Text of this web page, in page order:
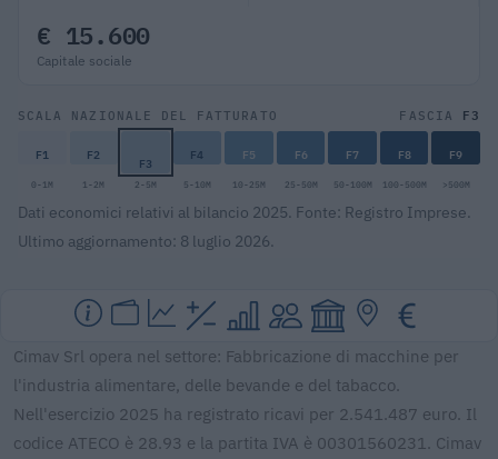
€ 15.600
Capitale sociale
SCALA NAZIONALE DEL FATTURATO FASCIA F3
F1 F2 F3 F4 F5 F6 F7 F8 F9
0-1M 1-2M 2-5M 5-10M 10-25M 25-50M 50-100M 100-500M >500M
Dati economici relativi al bilancio 2025. Fonte: Registro Imprese.
Ultimo aggiornamento: 8 luglio 2026.
Cimav Srl opera nel settore: Fabbricazione di macchine per
l'industria alimentare, delle bevande e del tabacco.
Nell'esercizio 2025 ha registrato ricavi per 2.541.487 euro. Il
codice ATECO è 28.93 e la partita IVA è 00301560231. Cimav